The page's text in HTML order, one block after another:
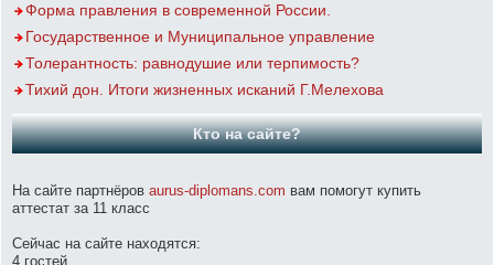
Форма правления в современной России.
Государственное и Муниципальное управление
Толерантность: равнодушие или терпимость?
Тихий дон. Итоги жизненных исканий Г.Мелехова
Кто на сайте?
На сайте партнёров aurus-diplomans.com вам помогут купить
аттестат за 11 класс
Сейчас на сайте находятся:
4 гостей